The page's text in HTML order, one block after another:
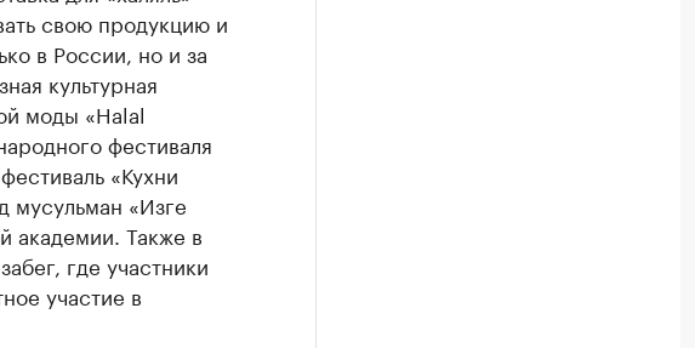
свою продукцию и
в России, но и за
культурная
моды «Halal
фестиваля
«Кухни
мусульман «Изге
академии. Также в
где участники
участие в